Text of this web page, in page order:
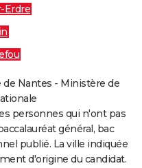
Erdre
de Nantes - Ministère de
personnes qui n'ont pas
général, bac
publié. La ville indiquée
d'origine du candidat.